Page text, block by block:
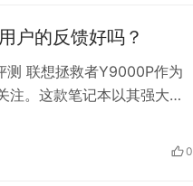
户的反馈好吗？
测 联想拯救者Y9000P作为
注。这款笔记本以其强大的
如何？老用户的反馈又是怎
0